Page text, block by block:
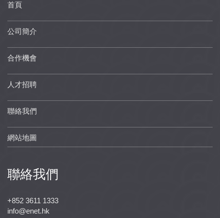
首頁
公司簡介
合作機會
人才招聘
聯絡我們
網站地圖
聯絡我們
+852 3611 1333
info@enet.hk